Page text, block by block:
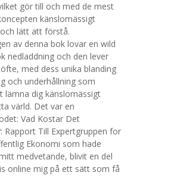
gör till och med de mest
känslomässigt
lätt att förstå.
av denna bok lovar en wild
nedladdning och den lever
med dess unika blanding
och underhållning som
lämna dig känslomässigt
värld. Det var en
Vad Kostar Det
Rapport Till Expertgruppen for
Ekonomi som hade
medvetande, blivit en del
online mig på ett sätt som få